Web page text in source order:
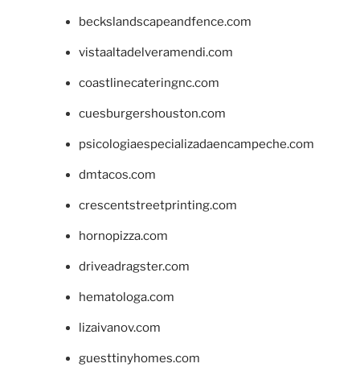
beckslandscapeandfence.com
vistaaltadelveramendi.com
coastlinecateringnc.com
cuesburgershouston.com
psicologiaespecializadaencampeche.com
dmtacos.com
crescentstreetprinting.com
hornopizza.com
driveadragster.com
hematologa.com
lizaivanov.com
guesttinyhomes.com